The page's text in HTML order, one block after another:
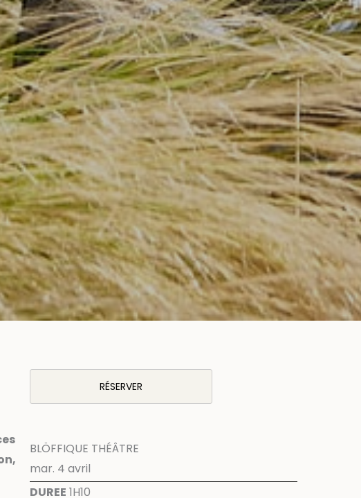
RÉSERVER
BLÖFFIQUE THÉÂTRE
mar. 4 avril
DUREE 1H10